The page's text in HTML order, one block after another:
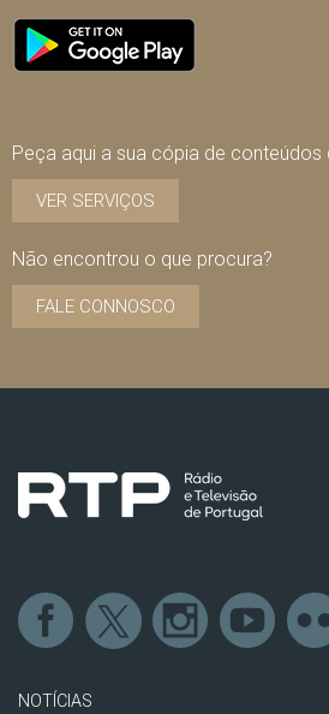
Peça aqui a sua cópia de conteúdos
VER SERVIÇOS
Não encontrou o que procura?
FALE CONNOSCO
NOTÍCIAS